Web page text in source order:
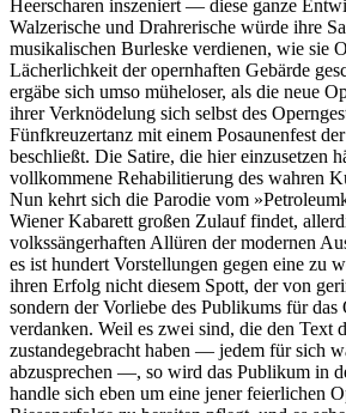
Heerscharen inszeniert — diese ganze
Walzerische und Drahrerische würde ihre
musikalischen Burleske verdienen, wie sie
Lächerlichkeit der opernhaften Gebärde
ergäbe sich umso müheloser, als die neue
ihrer Verknödelung sich selbst des
Fünfkreuzertanz mit einem Posaunenfest
beschließt. Die Satire, die hier einzusetzen
vollkommene Rehabilitierung des wahren
Nun kehrt sich die Parodie vom
Wiener Kabarett großen Zulauf findet,
volkssängerhaften Allüren der modernen
es ist hundert Vorstellungen gegen eine zu
ihren Erfolg nicht diesem Spott, der von
sondern der Vorliebe des Publikums für das
verdanken. Weil es zwei sind, die den Text
zustandegebracht haben — jedem für sich
abzusprechen —, so wird das Publikum in
handle sich eben um eine jener feierlichen